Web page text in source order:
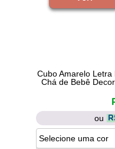
Cubo Amarelo Letra
Chá de Bebê
ou